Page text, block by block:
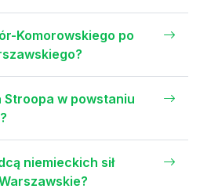
Komorowskiego po
Stroopa w powstaniu
niemieckich sił